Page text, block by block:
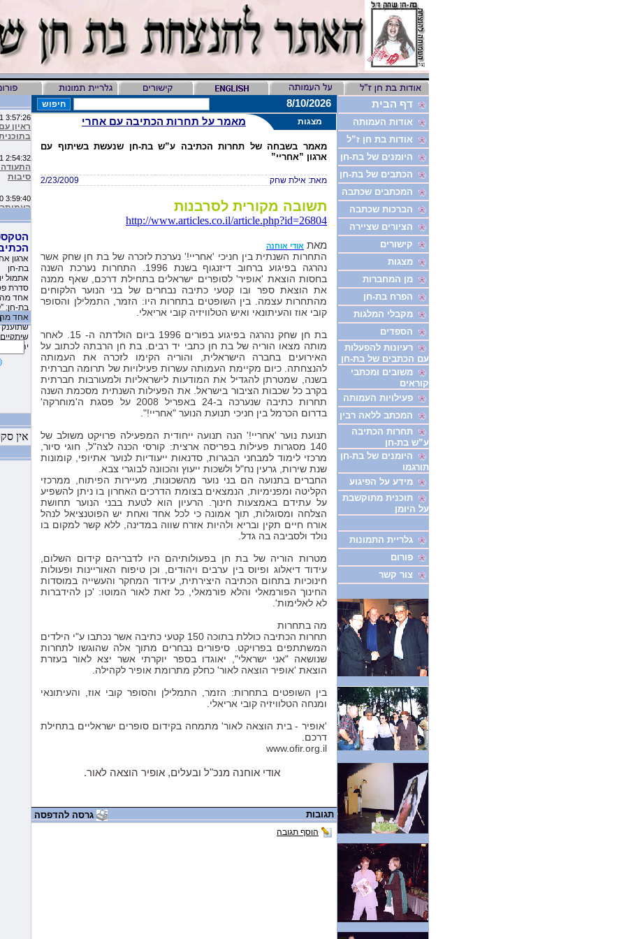
3:57:26 AM 5/7/2011
ראיון
התעודה
סיבות
מיליון
9:16:46 AM 12/19/2010
ליהיא
10:11:40 PM 11/26/2010
שקבלו
1:23:51 AM 11/17/2010
12:23:13 AM 7/25/2010
מידע
9:13:48 AM 6/19/2010
סיום
ארגון
בת-חן
סדרת
אחד
בת-חן:
אחד
יהודה
אין
מצגות מאמר על תחרות הכתיבה עם אחרי
מאמר בשבחה של תחרות הכתיבה ע”ש בת-חן שנעשת בשיתוף עם
ארגון ”אחריי”
מאת: אילת שחק 2/23/2009
תשובה מקורית לסרבנות
http://www.articles.co.il/article.php?id=26804
מאת אודי אוחנה
התחרות השנתית בין חניכי 'אחריי!' נערכת לזכרה של בת חן שחק אשר
נהרגה בפיגוע ברחוב דיזנגוף בשנת 1996. התחרות נערכת השנה
בחסות הוצאת 'אופיר' לסופרים ישראלים בתחילת דרכם, שאף ממנה
את הוצאת ספר ובו קטעי כתיבה נבחרים של בני הנוער הלקוחים
מהתחרות עצמה. בין השופטים בתחרות היו: הזמר, התמלילן והסופר
קובי אוז והעיתונאי ואיש הטלוויזיה קובי אריאלי.
בת חן שחק נהרגה בפיגוע בפורים 1996 ביום הולדתה ה- 15. לאחר
מותה מצאו הוריה של בת חן כתבי יד רבים. בת חן הרבתה לכתוב על
האירועים בחברה הישראלית, והוריה הקימו לזכרה את העמותה
להנצחתה. כיום מקיימת העמותה עשרות פעילויות של תרומה חברתית
בשנה, שמטרתן להגדיל את המודעות לישראליות ולמעורבות חברתית
בקרב כל שכבות הציבור בישראל. את הפעילות השנתית מסכמת השנה
תחרות כתיבה שנערכה ב-24 באפריל 2008 על פסגת ה'מוחרקה'
בדרום הכרמל בין חניכי תנועת הנוער "אחריי!".
תנועת נוער 'אחריי!' הנה תנועה ייחודית המפעילה פרויקט משולב של
140 מסגרות פעילות בפריסה ארצית: קורסי הכנה לצה"ל, חוגי סיור,
מרכזי לימוד למבחני הבגרות, סדנאות ייעודיות לנוער אתיופי, קומונות
שנת שירות, גרעין נח"ל ולשכות ייעוץ והכוונה לבוגרי צבא.
החברים בתנועה הם בני נוער מהשכונות, מעיירות הפיתוח, ממרכזי
הקליטה ומפנימיות, הנמצאים בצומת הדרכים האחרון בו ניתן להשפיע
על עתידם באמצעות חינוך. הרעיון הוא לטעת בבני הנוער תחושת
הצלחה ומסוגלות, תוך אמונה כי לכל אחד ואחת יש הפוטנציאל לנהל
אורח חיים תקין ובריא ולהיות אזרח שווה במדינה, ללא קשר למקום בו
נולד ולסביבה בה גדל.
מטרות הוריה של בת חן בפעולותיהם היו לדבריהם קידום השלום,
עידוד דיאלוג ופיוס בין ערבים ויהודים, וכן טיפוח האוריינות ופעולות
חינוכיות בתחום הכתיבה היצירתית, עידוד המחקר והעשייה במוסדות
החינוך הפורמאלי והלא פורמאלי, כל זאת לאור המוטו: 'כן להידברות
לא לאלימות'.
מה בתחרות
תחרות הכתיבה כוללת בתוכה 150 קטעי כתיבה אשר נכתבו ע"י הילדים
המשתתפים בפרויקט. סיפורים נבחרים מתוך אלה שהוגשו לתחרות
שנושאה "אני ישראלי", יאוגדו בספר יוקרתי אשר יצא לאור בעזרת
הוצאת 'אופיר הוצאה לאור' כחלק מתרומת אופיר לקהילה.
בין השופטים בתחרות: הזמר, התמלילן והסופר קובי אוז, והעיתונאי
ומנחה הטלוויזיה קובי אריאלי.
'אופיר - בית הוצאה לאור' מתמחה בקידום סופרים ישראליים בתחילת
דרכם.
www.ofir.org.il
אודי אוחנה מנכ"ל ובעלים, אופיר הוצאה לאור.
תגובות גרסה להדפסה
הוסף תגובה
דף הבית
אודות העמותה
אודות בת חן ז”ל
היומנים של בת-חן
הכתבים של בת-חן
המכתבים שכתבה
הברכות שכתבה
הציורים שציירה
קישורים
מצגות
מן המחברות
הפרח בת-חן
מקבלי המלגות
הספדים
רעיונות להפעלות
עם הכתבים של בת-חן
משובים ומכתבי
קוראים
פעילויות העמותה
המכתב ללאה רבין
תחרות הכתיבה
ע”ש בת-חן
היומנים של בת-חן
תורגמו
מידע על הפיגוע
תוכנית מתוקשבת
על היומן
גלריית התמונות
פורום
צור קשר